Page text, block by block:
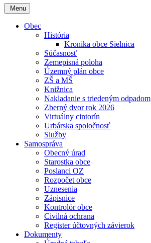
Menu
Obec
História
Kronika obce Sielnica
Súčasnosť
Zemepisná poloha
Územný plán obce
ZŠ a MŠ
Knižnica
Nakladanie s triedeným odpadom
Zberný dvor rok 2026
Virtuálny cintorín
Urbárska spoločnosť
Služby
Samospráva
Obecný úrad
Starostka obce
Poslanci OZ
Rozpočet obce
Uznesenia
Zápisnice
Kontrolór obce
Civilná ochrana
Register účtovných závierok
Dokumenty